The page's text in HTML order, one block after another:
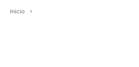
Inicio >